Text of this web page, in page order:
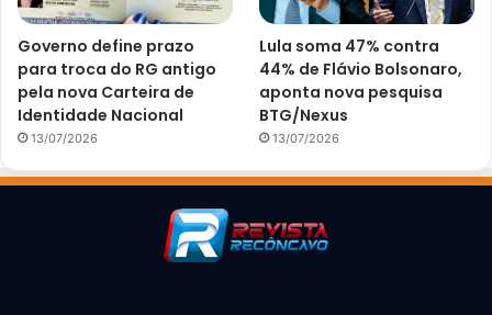
Governo define prazo
para troca do RG antigo
pela nova Carteira de
Identidade Nacional
13/07/2026
Lula soma 47% contra
44% de Flávio Bolsonaro,
aponta nova pesquisa
BTG/Nexus
13/07/2026